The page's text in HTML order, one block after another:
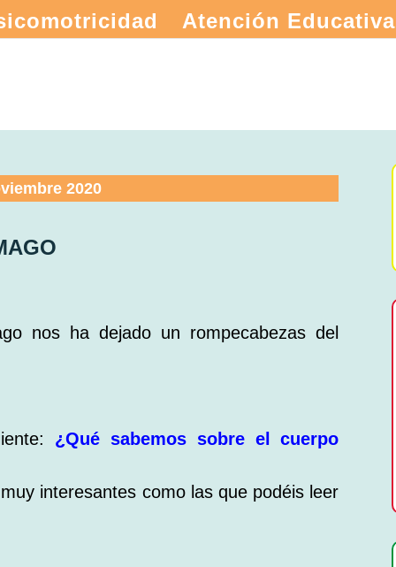
Atención Educativa
2020
nos ha dejado un rompecabezas del
¿Qué sabemos sobre el cuerpo
interesantes como las que podéis leer